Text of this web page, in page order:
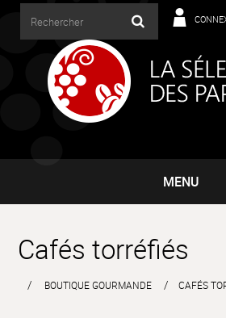
MENU
Cafés torréfiés
BOUTIQUE GOURMANDE CAFÉS